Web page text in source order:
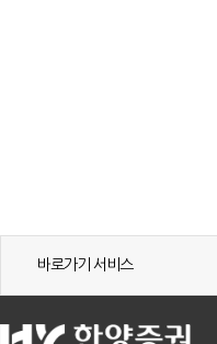
바로가기 서비스